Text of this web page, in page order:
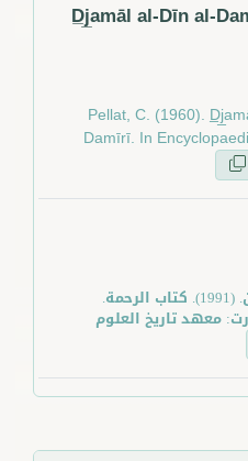
D̲j̲amāl al-Dīn al-
Pellat, C. (1960).
Damīrī. In
جابر بن حيان. (1991). كتاب الرحمة.
معهد تاريخ العلوم